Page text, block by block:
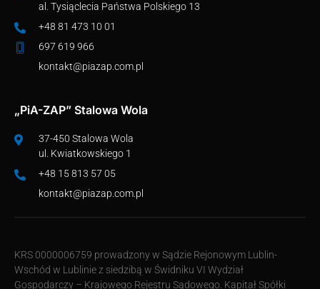
al. Tysiąclecia Państwa Polskiego 13
+48 81 473 10 01
697 619 966
kontakt@piazap.com.pl
„PiA-ZAP” Stalowa Wola
37-450 Stalowa Wola
ul. Kwiatkowskiego 1
+48 15 813 57 05
kontakt@piazap.com.pl
KRS 0000006759 prowadzony w Sądzie Rejonowym Lublin-
Wschód w Lublinie z siedzibą w Świdniku VI Wydział
Gospodarczy – Krajowego Rejestru Sądowego. Kapitał Spółki